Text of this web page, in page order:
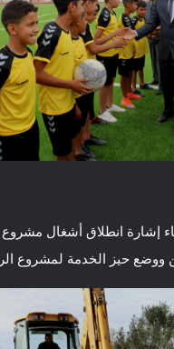
إشارة انطلاق أشغال مشروع
ووضع حيز الخدمة لمشروع